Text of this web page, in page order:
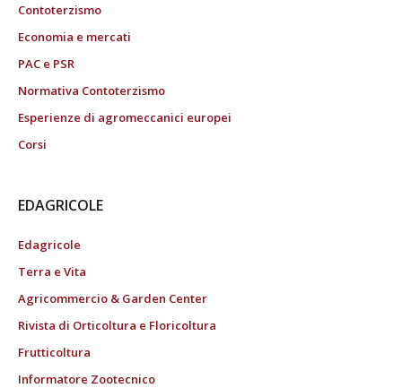
Contoterzismo
Economia e mercati
PAC e PSR
Normativa Contoterzismo
Esperienze di agromeccanici europei
Corsi
EDAGRICOLE
Edagricole
Terra e Vita
Agricommercio & Garden Center
Rivista di Orticoltura e Floricoltura
Frutticoltura
Informatore Zootecnico